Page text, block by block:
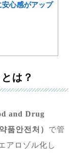
心感がアップ
は？
and Drug
품안전처） で管
アロゾル化し